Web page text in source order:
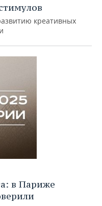
креативных
в Париже